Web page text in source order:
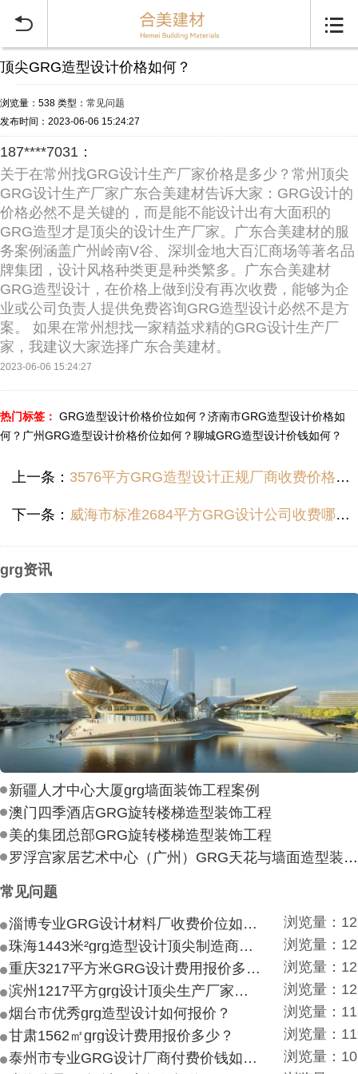
 
顶尖GRG造型设计价格如何？
浏览量：538 类型： 常见问题
发布时间：2023-06-06 15:24:27
187****7031：
关于在常州找GRG设计生产厂家价格是多少？常州顶尖
GRG设计生产厂家广东合美建材告诉大家：GRG设计的
价格必然不是关键的，而是能不能设计出有大面积的
GRG造型才是顶尖的设计生产厂家。广东合美建材的服
务案例涵盖广州岭南V谷、深圳金地大百汇商场等著名品
牌集团，设计风格种类更是种类繁多。广东合美建材
GRG造型设计，在价格上做到没有再次收费，能够为企
业或公司负责人提供免费咨询GRG造型设计必然不是方
案。 如果在常州想找一家精益求精的GRG设计生产厂
家，我建议大家选择广东合美建材。
2023-06-06 15:24:27
热门标签： GRG造型设计价格价位如何？济南市GRG造型设计价格如
何？ 广州GRG造型设计价格价位如何？聊城GRG造型设计价钱如何？
上一条： 3576平方GRG造型设计正规厂商收费价格多少？
下一条： 威海市标准2684平方GRG设计公司收费哪里便宜？
grg资讯
新疆人才中心大厦grg墙面装饰工程案例
澳门四季酒店GRG旋转楼梯造型装饰工程
美的集团总部GRG旋转楼梯造型装饰工程
罗浮宫家居艺术中心（广州）GRG天花与墙面造型装饰工程
常见问题
淄博专业GRG设计材料厂收费价位如何？
浏览量：
珠海1443米²grg造型设计顶尖制造商付费付费多少？
浏览量：
重庆3217平方米GRG设计费用报价多少？
浏览量：
滨州1217平方grg设计顶尖生产厂家价目如何？
浏览量：
烟台市优秀grg造型设计如何报价？
浏览量：
甘肃1562㎡grg设计费用报价多少？
浏览量：
泰州市专业GRG设计厂商付费价钱如何？
浏览量：